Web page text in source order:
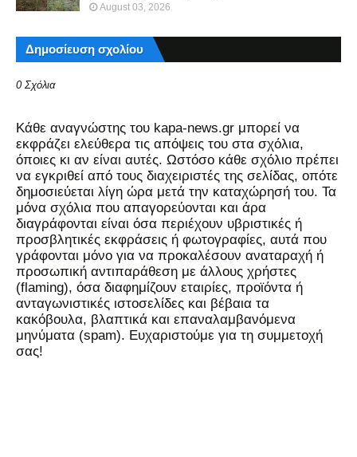
August 03, 2026
Δημοσίευση σχολίου
0 Σχόλια
Kάθε αναγνώστης του kapa-news.gr μπορεί να
εκφράζει ελεύθερα τις απόψεις του στα σχόλια,
όποιες κι αν είναι αυτές. Ωστόσο κάθε σχόλιο πρέπει
να εγκριθεί από τους διαχειριστές της σελίδας, οπότε
δημοσιεύεται λίγη ώρα μετά την καταχώρησή του. Τα
μόνα σχόλια που απαγορεύονται και άρα
διαγράφονται είναι όσα περιέχουν υβριστικές ή
προσβλητικές εκφράσεις ή φωτογραφίες, αυτά που
γράφονται μόνο για να προκαλέσουν αναταραχή ή
προσωπική αντιπαράθεση με άλλους χρήστες
(flaming), όσα διαφημίζουν εταιρίες, προϊόντα ή
ανταγωνιστικές ιστοσελίδες και βέβαια τα
κακόβουλα, βλαπτικά και επαναλαμβανόμενα
μηνύματα (spam). Ευχαριστούμε για τη συμμετοχή
σας!